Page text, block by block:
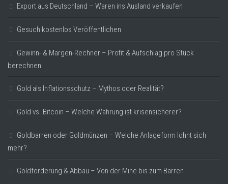
Export aus Deutschland – Waren ins Ausland verkaufen
Gesuch kostenlos Veröffentlichen
Gewinn- & Margen-Rechner – Profit & Aufschlag pro Stück
berechnen
Gold als Inflationsschutz – Mythos oder Realität?
Gold vs. Bitcoin – Welche Währung ist krisensicherer?
Goldbarren oder Goldmünzen – Welche Anlageform lohnt sich
mehr?
Goldförderung & Abbau – Von der Mine bis zum Barren